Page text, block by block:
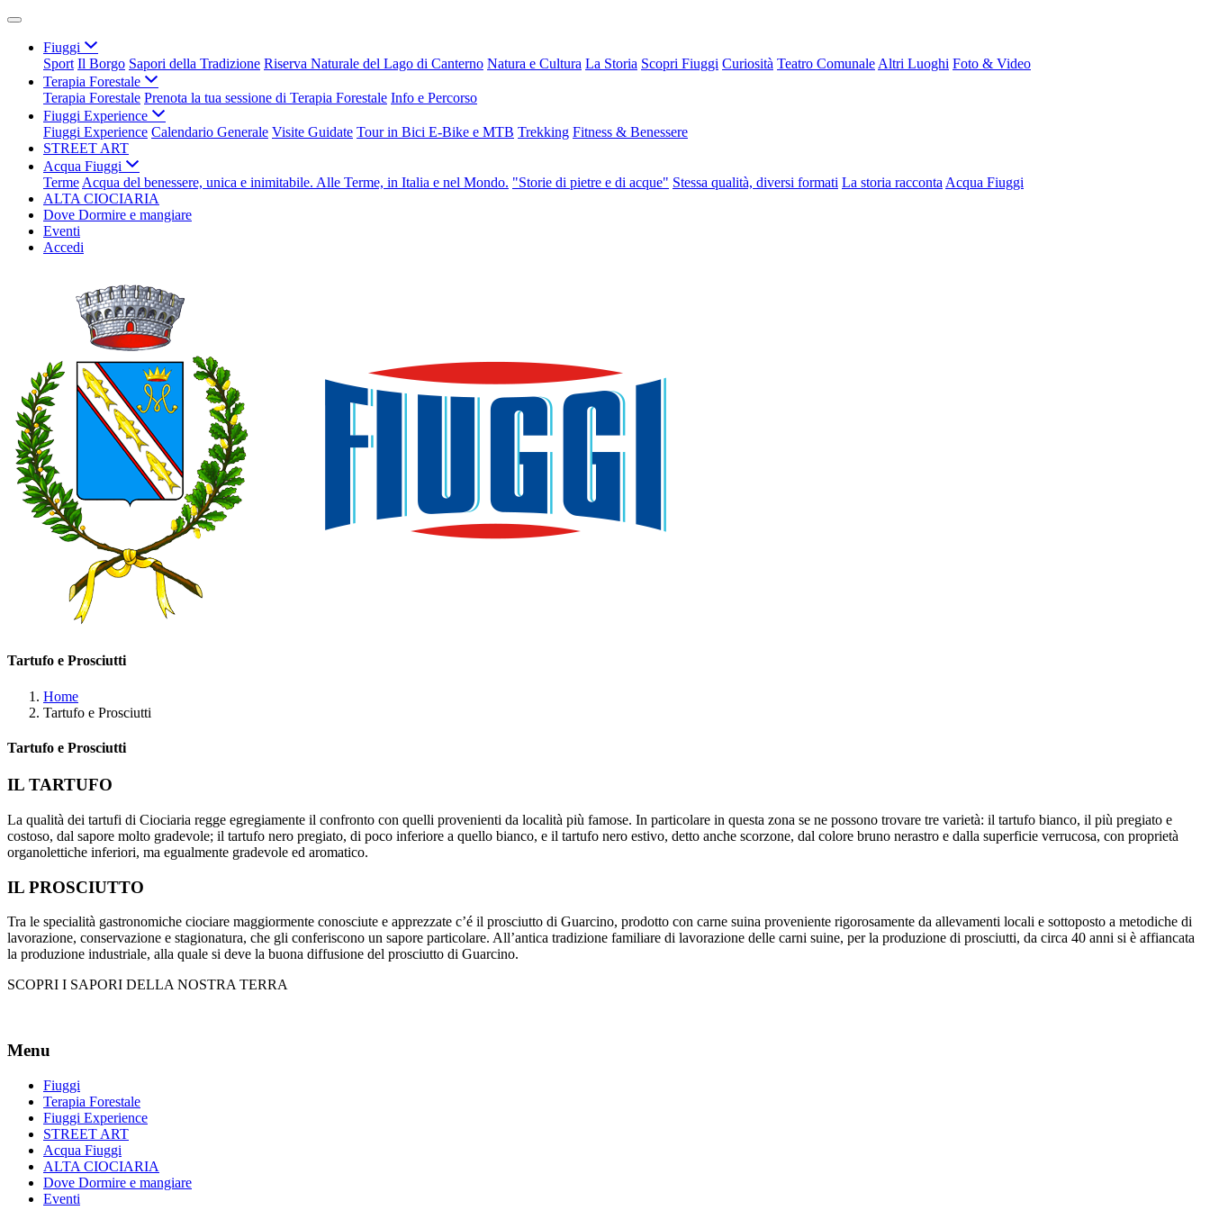
Fiuggi
Sport Il Borgo Sapori della Tradizione Riserva Naturale del Lago di Canterno Natura e Cultura La Storia Scopri Fiuggi Curiosità Teatro Comunale Altri Luoghi Foto & Video
Terapia Forestale
Terapia Forestale Prenota la tua sessione di Terapia Forestale Info e Percorso
Fiuggi Experience
Fiuggi Experience Calendario Generale Visite Guidate Tour in Bici E-Bike e MTB Trekking Fitness & Benessere
STREET ART
Acqua Fiuggi
Terme Acqua del benessere, unica e inimitabile. Alle Terme, in Italia e nel Mondo. "Storie di pietre e di acque" Stessa qualità, diversi formati La storia racconta Acqua Fiuggi
ALTA CIOCIARIA
Dove Dormire e mangiare
Eventi
Accedi
Tartufo e Prosciutti
Home
Tartufo e Prosciutti
Tartufo e Prosciutti
IL TARTUFO
La qualità dei tartufi di Ciociaria regge egregiamente il confronto con quelli provenienti da località più famose. In particolare in questa zona se ne possono trovare tre varietà: il tartufo bianco, il più pregiato e
costoso, dal sapore molto gradevole; il tartufo nero pregiato, di poco inferiore a quello bianco, e il tartufo nero estivo, detto anche scorzone, dal colore bruno nerastro e dalla superficie verrucosa, con proprietà
organolettiche inferiori, ma egualmente gradevole ed aromatico.
IL PROSCIUTTO
Tra le specialità gastronomiche ciociare maggiormente conosciute e apprezzate c’é il prosciutto di Guarcino, prodotto con carne suina proveniente rigorosamente da allevamenti locali e sottoposto a metodiche di
lavorazione, conservazione e stagionatura, che gli conferiscono un sapore particolare. All’antica tradizione familiare di lavorazione delle carni suine, per la produzione di prosciutti, da circa 40 anni si è affiancata
la produzione industriale, alla quale si deve la buona diffusione del prosciutto di Guarcino.
SCOPRI I SAPORI DELLA NOSTRA TERRA
Menu
Fiuggi
Terapia Forestale
Fiuggi Experience
STREET ART
Acqua Fiuggi
ALTA CIOCIARIA
Dove Dormire e mangiare
Eventi